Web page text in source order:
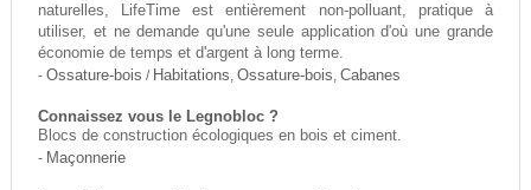
naturelles, LifeTime est entièrement non-polluant, pratique à
utiliser, et ne demande qu'une seule application d'où une grande
économie de temps et d'argent à long terme.
- Ossature-bois / Habitations, Ossature-bois, Cabanes
Connaissez vous le Legnobloc ?
Blocs de construction écologiques en bois et ciment.
- Maçonnerie